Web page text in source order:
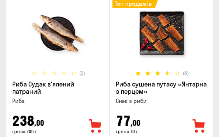
(0)
Риба Судак в'ялений
патраний
Риба
238,00
грн за 200 г
(8)
Топ продажів
Риба сушена путасу «Янтарна
з перцем»
Снек з риби
77,00
грн за 70 г